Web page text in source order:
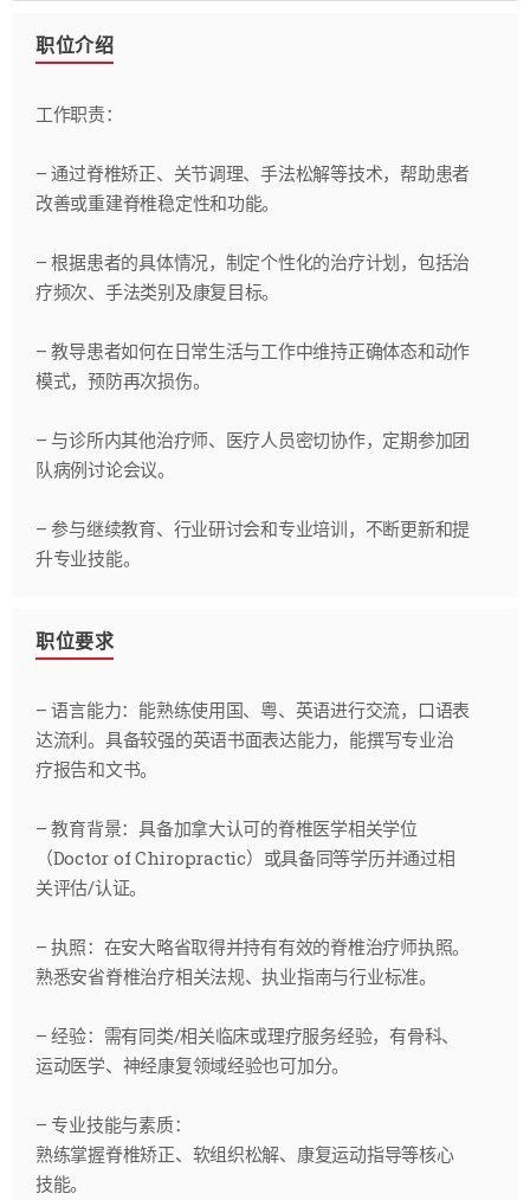
职位介绍
工作职责：
– 通过脊椎矫正、关节调理、手法松解等技术，帮助患者
改善或重建脊椎稳定性和功能。
– 根据患者的具体情况，制定个性化的治疗计划，包括治
疗频次、手法类别及康复目标。
– 教导患者如何在日常生活与工作中维持正确体态和动作
模式，预防再次损伤。
– 与诊所内其他治疗师、医疗人员密切协作，定期参加团
队病例讨论会议。
– 参与继续教育、行业研讨会和专业培训，不断更新和提
升专业技能。
职位要求
– 语言能力：能熟练使用国、粤、英语进行交流，口语表
达流利。具备较强的英语书面表达能力，能撰写专业治
疗报告和文书。
– 教育背景：具备加拿大认可的脊椎医学相关学位
（Doctor of Chiropractic）或具备同等学历并通过相
关评估/认证。
– 执照：在安大略省取得并持有有效的脊椎治疗师执照。
熟悉安省脊椎治疗相关法规、执业指南与行业标准。
– 经验：需有同类/相关临床或理疗服务经验，有骨科、
运动医学、神经康复领域经验也可加分。
– 专业技能与素质：
熟练掌握脊椎矫正、软组织松解、康复运动指导等核心
技能。